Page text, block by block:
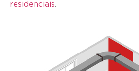
residenciais.